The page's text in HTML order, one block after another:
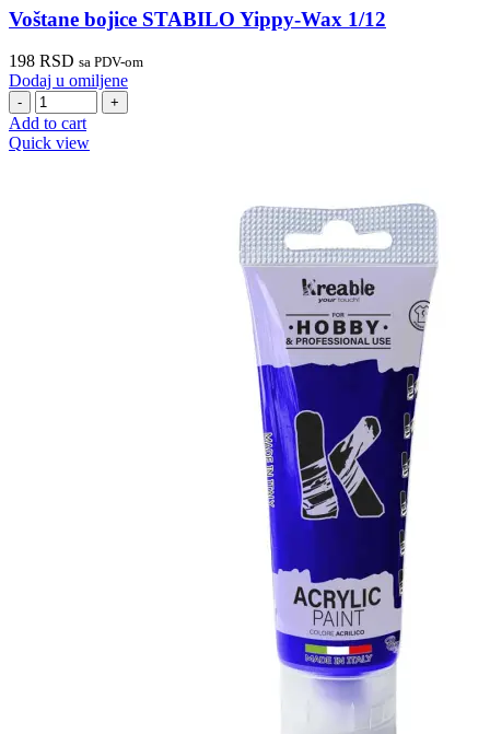
Voštane bojice STABILO Yippy-Wax 1/12
198 RSD sa PDV-om
Dodaj u omiljene
Voštane
bojice
STABILO
Add to cart
Quick view